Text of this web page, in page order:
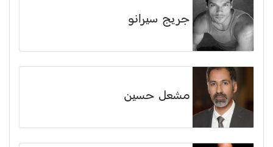
جريج سيرانو
مشعل حسين